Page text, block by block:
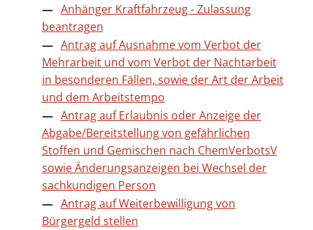
Anhänger Kraftfahrzeug - Zulassung
beantragen
Antrag auf Ausnahme vom Verbot der
Mehrarbeit und vom Verbot der Nachtarbeit
in besonderen Fällen, sowie der Art der Arbeit
und dem Arbeitstempo
Antrag auf Erlaubnis oder Anzeige der
Abgabe/Bereitstellung von gefährlichen
Stoffen und Gemischen nach ChemVerbotsV
sowie Änderungsanzeigen bei Wechsel der
sachkundigen Person
Antrag auf Weiterbewilligung von
Bürgergeld stellen